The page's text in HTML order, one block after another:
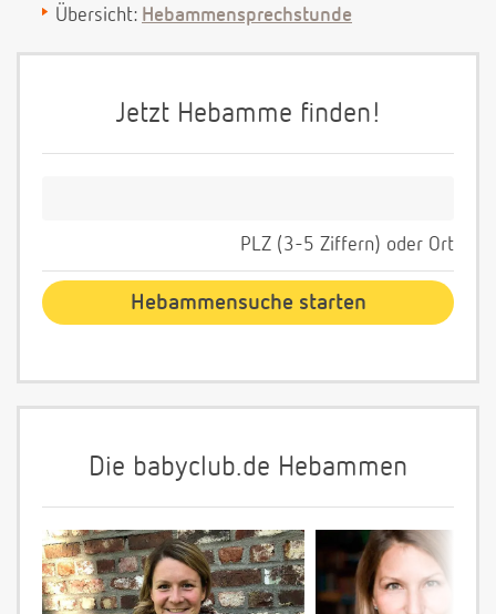
Übersicht: Hebammensprechstunde
Jetzt Hebamme finden!
PLZ (3-5 Ziffern) oder Ort
Die babyclub.de Hebammen